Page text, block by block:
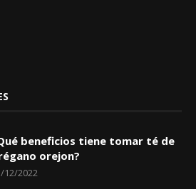
beneficios tiene tomar té de
orejon?
12/2022